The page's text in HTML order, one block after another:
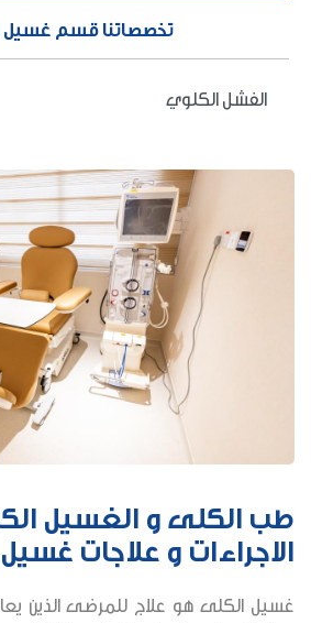
تخصصاتنا قسم غسيل
الفشل الكلوي
طب الكلى و الغسيل
الاجراءات و علاجات
غسيل الكلى هو علاج للمرضى الذين